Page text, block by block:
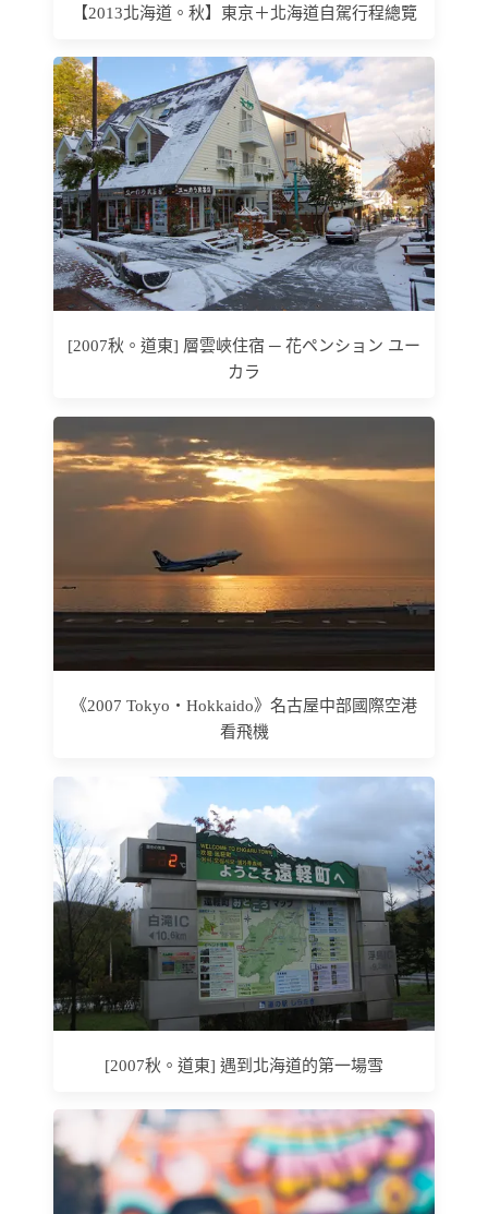
【2013北海道。秋】東京＋北海道自駕行程總覽
[2007秋。道東] 層雲峽住宿 ─ 花ペンション ユー
カラ
《2007 Tokyo‧Hokkaido》名古屋中部國際空港
看飛機
[2007秋。道東] 遇到北海道的第一場雪